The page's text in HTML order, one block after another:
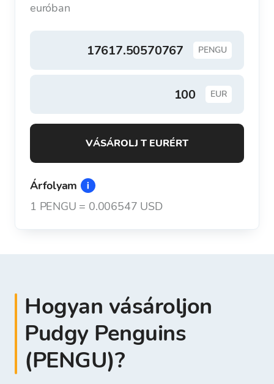
euróban
PENGU
EUR
VÁSÁROLJ T EURÉRT
Árfolyam
1 PENGU = 0.006547 USD
Hogyan vásároljon
Pudgy Penguins
(PENGU)?